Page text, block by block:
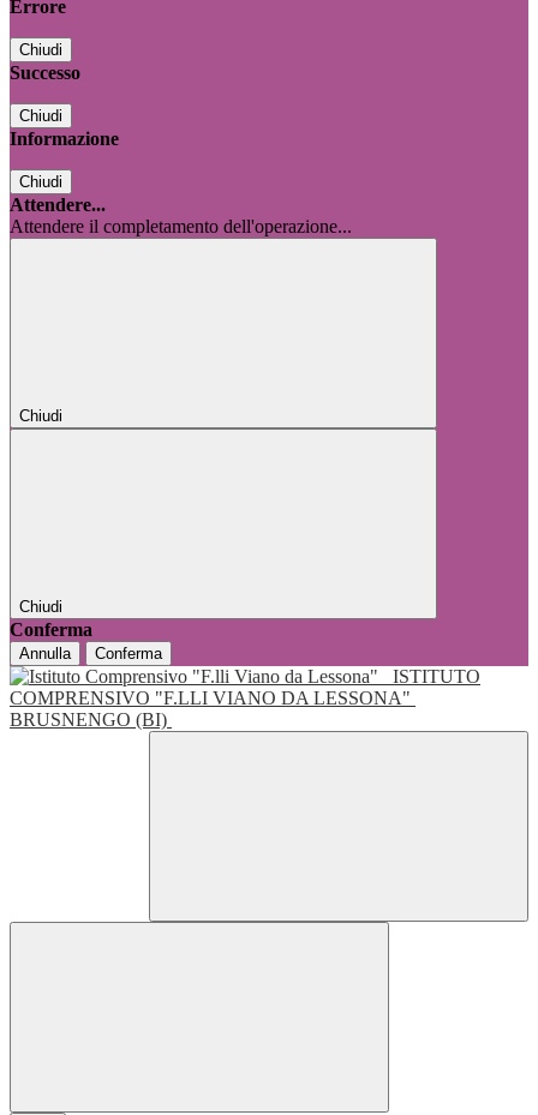
Errore
Chiudi
Successo
Chiudi
Informazione
Chiudi
Attendere...
Attendere il completamento dell'operazione...
Chiudi
Chiudi
Conferma
Annulla Conferma
ISTITUTO
COMPRENSIVO "F.LLI VIANO DA LESSONA"
BRUSNENGO (BI)